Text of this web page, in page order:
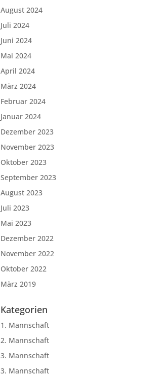
August 2024
Juli 2024
Juni 2024
Mai 2024
April 2024
März 2024
Februar 2024
Januar 2024
Dezember 2023
November 2023
Oktober 2023
September 2023
August 2023
Juli 2023
Mai 2023
Dezember 2022
November 2022
Oktober 2022
März 2019
Kategorien
1. Mannschaft
2. Mannschaft
3. Mannschaft
3. Mannschaft